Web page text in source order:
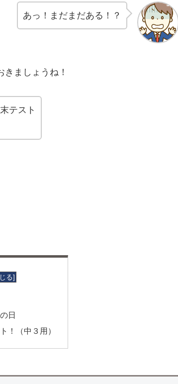
あっ！まだまだある！？
ましょうね！
テスト
日
！（中３用）